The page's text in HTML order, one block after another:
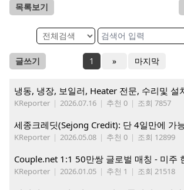
목록보기
글쓰기 1 » 마지막
냉동, 냉장, 보일러, Heater 전문, 수리및 설
KReporter | 2026.07.16 | 추천 0 | 조회 7857
세종크레딧(Sejong Credit): 단 4일만에 가
KReporter | 2026.05.08 | 추천 0 | 조회 12899
KReporter | 2026.01.05 | 추천 1 | 조회 21518